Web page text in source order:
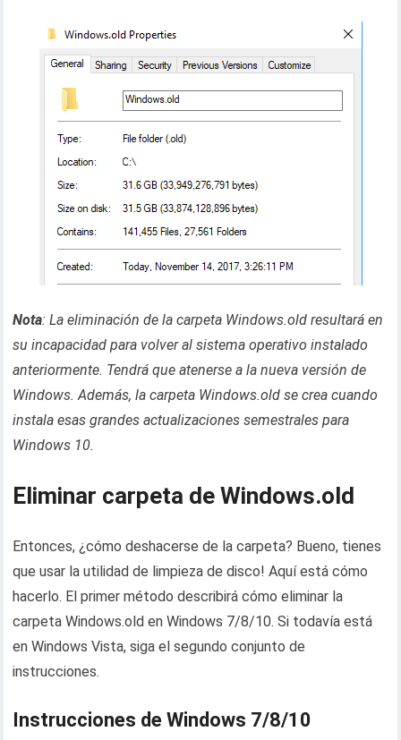
Nota: La eliminación de la carpeta Windows.old resultará en
su incapacidad para volver al sistema operativo instalado
anteriormente. Tendrá que atenerse a la nueva versión de
Windows. Además, la carpeta Windows.old se crea cuando
instala esas grandes actualizaciones semestrales para
Windows 10.
Eliminar carpeta de Windows.old
Entonces, ¿cómo deshacerse de la carpeta? Bueno, tienes
que usar la utilidad de limpieza de disco! Aquí está cómo
hacerlo. El primer método describirá cómo eliminar la
carpeta Windows.old en Windows 7/8/10. Si todavía está
en Windows Vista, siga el segundo conjunto de
instrucciones.
Instrucciones de Windows 7/8/10